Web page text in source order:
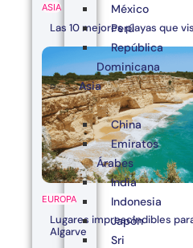
ASIA
Las 10 mejores playas que
EUROPA
Lugares imprescindibles
Algarve
México
Perú
República
Dominicana
Asia
China
Emiratos
Árabes
India
Indonesia
Japón
Sri